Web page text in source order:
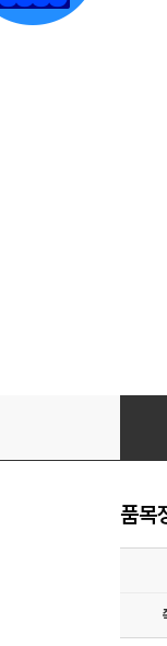
플래
품목